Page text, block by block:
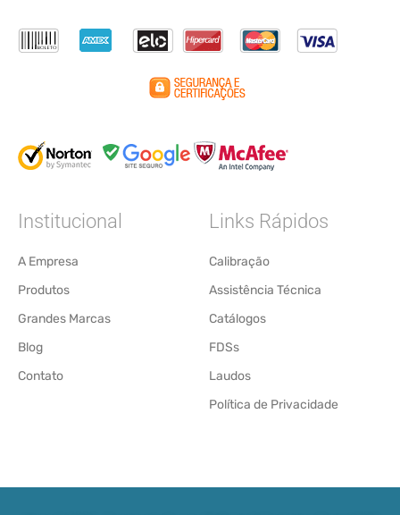
Institucional
A Empresa
Produtos
Grandes Marcas
Blog
Contato
Links Rápidos
Calibração
Assistência Técnica
Catálogos
FDSs
Laudos
Política de Privacidade